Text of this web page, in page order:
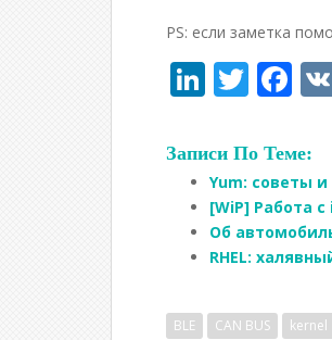
PS: если заметка
Li
k
e
dI
n
T
itt
er
F
e
b
o
o
Записи По Теме:
Yum: советы
[WiP] Работа
Об
RHEL:
BLE CAN BUS kernel